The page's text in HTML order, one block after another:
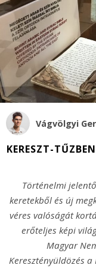
Vágvölgyi
KERESZT-
Történelmi
keretekből és új
véres valóságát
erőteljes képi
Magyar
Keresztényüldözés